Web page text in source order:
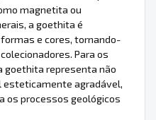
magnetita ou
a goethita é
e cores, tornando-
Para os
goethita representa não
esteticamente agradável,
os processos geológicos